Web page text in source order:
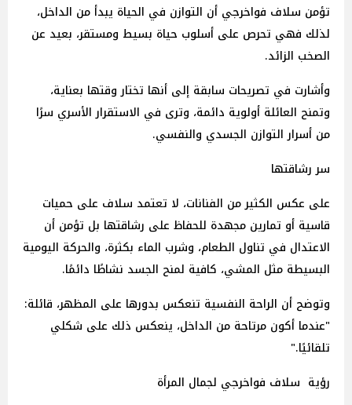
تؤمن سلاف فواخرجي أن التوازن في الحياة يبدأ من الداخل،
لذلك فهي تحرص على أسلوب حياة بسيط ومستقر، بعيد عن
الصخب الزائد.
وأشارت في تصريحات سابقة إلى أنها تختار وقتها بعناية،
وتمنح العائلة أولوية دائمة، وترى في الاستقرار الأسري سرًا
من أسرار التوازن الجسدي والنفسي.
سر رشاقتها
على عكس الكثير من الفنانات، لا تعتمد سلاف على حميات
قاسية أو تمارين مجهدة للحفاظ على رشاقتها بل تؤمن أن
الاعتدال في تناول الطعام، وشرب الماء بكثرة، والحركة اليومية
البسيطة مثل المشي، كافية لمنح الجسد نشاطًا دائمًا.
وتوضح أن الراحة النفسية تنعكس بدورها على المظهر، قائلة:
"عندما أكون مرتاحة من الداخل، ينعكس ذلك على شكلي
تلقائيًا."
رؤية سلاف فواخرجي لجمال المرأة